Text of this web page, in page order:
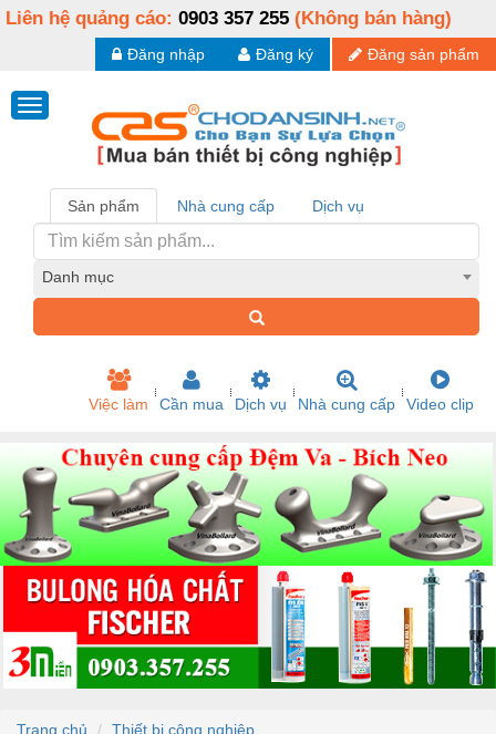
Liên hệ quảng cáo: 0903 357 255 (Không bán hàng)
Đăng sản phẩm
Đăng ký
Đăng nhập
Sản phẩm Nhà cung cấp Dịch vụ
Danh mục
Việc làm Cần mua Dịch vụ Nhà cung cấp Video clip
Trang chủ
Thiết bị công nghiệp